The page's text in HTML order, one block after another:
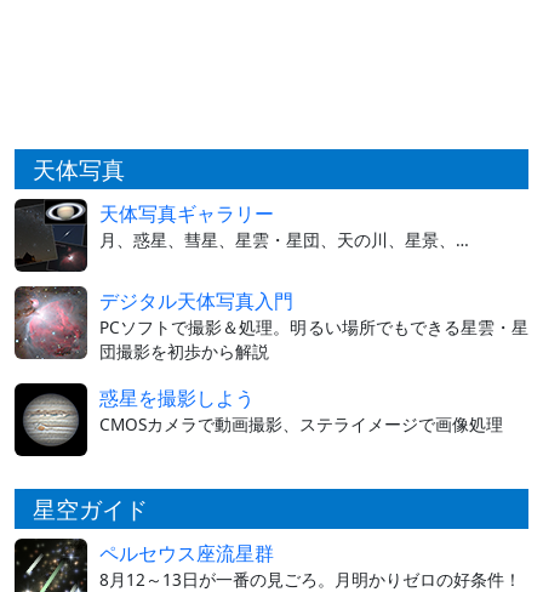
天体写真
天体写真ギャラリー
月、惑星、彗星、星雲・星団、天の川、星景、…
デジタル天体写真入門
PCソフトで撮影＆処理。明るい場所でもできる星雲・星
団撮影を初歩から解説
惑星を撮影しよう
CMOSカメラで動画撮影、ステライメージで画像処理
星空ガイド
ペルセウス座流星群
8月12～13日が一番の見ごろ。月明かりゼロの好条件！